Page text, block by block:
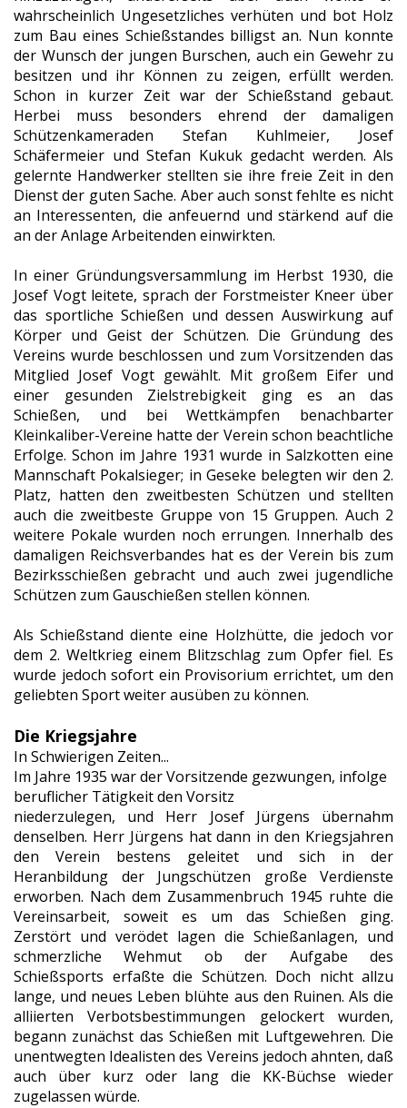
wahrscheinlich Ungesetzliches verhüten und bot Holz
zum Bau eines Schießstandes billigst an. Nun konnte
der Wunsch der jungen Burschen, auch ein Gewehr zu
besitzen und ihr Können zu zeigen, erfüllt werden.
Schon in kurzer Zeit war der Schießstand gebaut.
Herbei muss besonders ehrend der damaligen
Schützenkameraden Stefan Kuhlmeier, Josef
Schäfermeier und Stefan Kukuk gedacht werden. Als
gelernte Handwerker stellten sie ihre freie Zeit in den
Dienst der guten Sache. Aber auch sonst fehlte es nicht
an Interessenten, die anfeuernd und stärkend auf die
an der Anlage Arbeitenden einwirkten.
In einer Gründungsversammlung im Herbst 1930, die
Josef Vogt leitete, sprach der Forstmeister Kneer über
das sportliche Schießen und dessen Auswirkung auf
Körper und Geist der Schützen. Die Gründung des
Vereins wurde beschlossen und zum Vorsitzenden das
Mitglied Josef Vogt gewählt. Mit großem Eifer und
einer gesunden Zielstrebigkeit ging es an das
Schießen, und bei Wettkämpfen benachbarter
Kleinkaliber-Vereine hatte der Verein schon beachtliche
Erfolge. Schon im Jahre 1931 wurde in Salzkotten eine
Mannschaft Pokalsieger; in Geseke belegten wir den 2.
Platz, hatten den zweitbesten Schützen und stellten
auch die zweitbeste Gruppe von 15 Gruppen. Auch 2
weitere Pokale wurden noch errungen. Innerhalb des
damaligen Reichsverbandes hat es der Verein bis zum
Bezirksschießen gebracht und auch zwei jugendliche
Schützen zum Gauschießen stellen können.
Als Schießstand diente eine Holzhütte, die jedoch vor
dem 2. Weltkrieg einem Blitzschlag zum Opfer fiel. Es
wurde jedoch sofort ein Provisorium errichtet, um den
geliebten Sport weiter ausüben zu können.
Die Kriegsjahre
In Schwierigen Zeiten...
Im Jahre 1935 war der Vorsitzende gezwungen, infolge
beruflicher Tätigkeit den Vorsitz
niederzulegen, und Herr Josef Jürgens übernahm
denselben. Herr Jürgens hat dann in den Kriegsjahren
den Verein bestens geleitet und sich in der
Heranbildung der Jungschützen große Verdienste
erworben. Nach dem Zusammenbruch 1945 ruhte die
Vereinsarbeit, soweit es um das Schießen ging.
Zerstört und verödet lagen die Schießanlagen, und
schmerzliche Wehmut ob der Aufgabe des
Schießsports erfaßte die Schützen. Doch nicht allzu
lange, und neues Leben blühte aus den Ruinen. Als die
alliierten Verbotsbestimmungen gelockert wurden,
begann zunächst das Schießen mit Luftgewehren. Die
unentwegten Idealisten des Vereins jedoch ahnten, daß
auch über kurz oder lang die KK-Büchse wieder
zugelassen würde.